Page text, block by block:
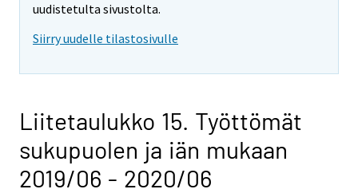
uudistetulta sivustolta.
Siirry uudelle tilastosivulle
Liitetaulukko 15. Työttömät
sukupuolen ja iän mukaan
2019/06 - 2020/06